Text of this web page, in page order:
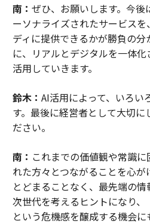
南： ぜひ、お願いします。今
ーソナライズされたサービス
ディに提供できるかが勝負の分
に、リアルとデジタルを一体
活用していきます。
鈴木： AI活用によって、いろい
す。最後に経営者として大切に
ださい。
南： これまでの価値観や常識
れた方々とつながることを心
とどまることなく、最先端の情
次世代を考えるヒントになり、
という危機感を醸成する機会に